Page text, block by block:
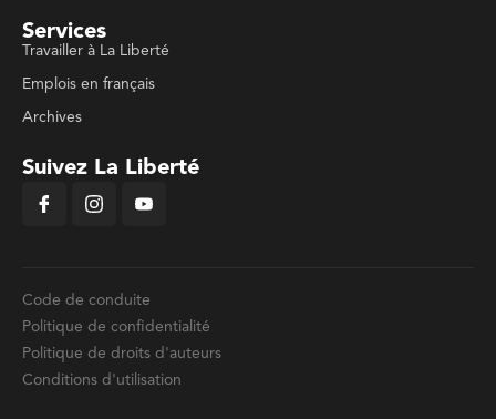
Services
Travailler à La Liberté
Emplois en français
Archives
Suivez La Liberté
Code de conduite
Politique de confidentialité
Politique de droits d'auteurs
Conditions d'utilisation